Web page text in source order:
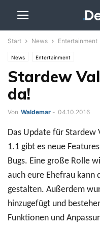
Start News Entertainment
News Entertainment
Stardew
da!
Von Waldemar - 04.10.2016
Das Update für
1.1 gibt es neue
Bugs. Eine große Rolle
auch eure Ehefrau kann
gestalten. Außerdem
hinzugefügt und
Funktionen und